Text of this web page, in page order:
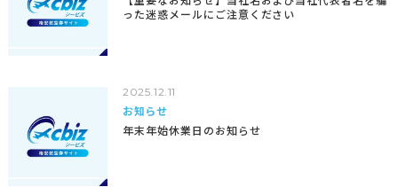
った迷惑メールにご注意ください
2025.12.11
お知らせ
年末年始休業日のお知らせ